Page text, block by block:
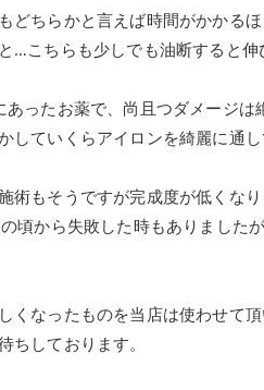
どちらかと言えば時間がかかる
…こちらも少しでも油断すると
ったお薬で、尚且つダメージ
していくらアイロンを綺麗に通
もそうですが完成度が低くなり
頃から失敗した時もありました
くなったものを当店は使わせて
ちしております。